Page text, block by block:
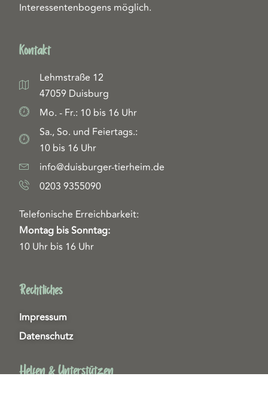
Interessentenbogens möglich.
Kontakt
Lehmstraße 12
47059 Duisburg
Mo. - Fr.: 10 bis 16 Uhr
Sa., So. und Feiertags.:
10 bis 16 Uhr
info@duisburger-tierheim.de
0203 9355090
Telefonische Erreichbarkeit:
Montag bis Sonntag:
10 Uhr bis 16 Uhr
Rechtliches
Impressum
Datenschutz
Helfen & Unterstützen